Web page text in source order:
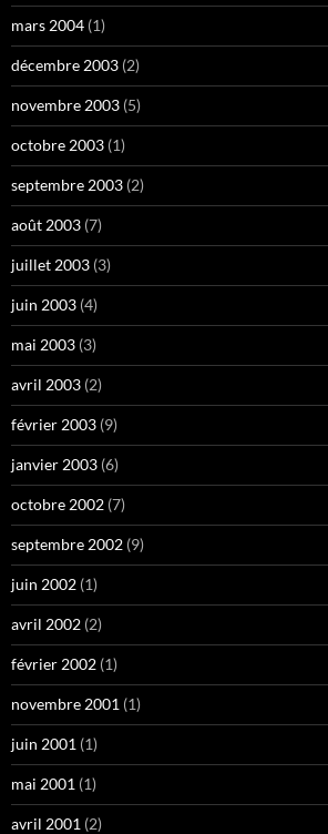
mars 2004 (1)
décembre 2003 (2)
novembre 2003 (5)
octobre 2003 (1)
septembre 2003 (2)
août 2003 (7)
juillet 2003 (3)
juin 2003 (4)
mai 2003 (3)
avril 2003 (2)
février 2003 (9)
janvier 2003 (6)
octobre 2002 (7)
septembre 2002 (9)
juin 2002 (1)
avril 2002 (2)
février 2002 (1)
novembre 2001 (1)
juin 2001 (1)
mai 2001 (1)
avril 2001 (2)